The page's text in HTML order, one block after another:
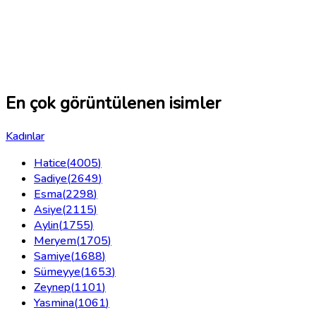
En çok görüntülenen isimler
Kadınlar
Hatice(4005)
Sadiye(2649)
Esma(2298)
Asiye(2115)
Aylin(1755)
Meryem(1705)
Samiye(1688)
Sümeyye(1653)
Zeynep(1101)
Yasmina(1061)